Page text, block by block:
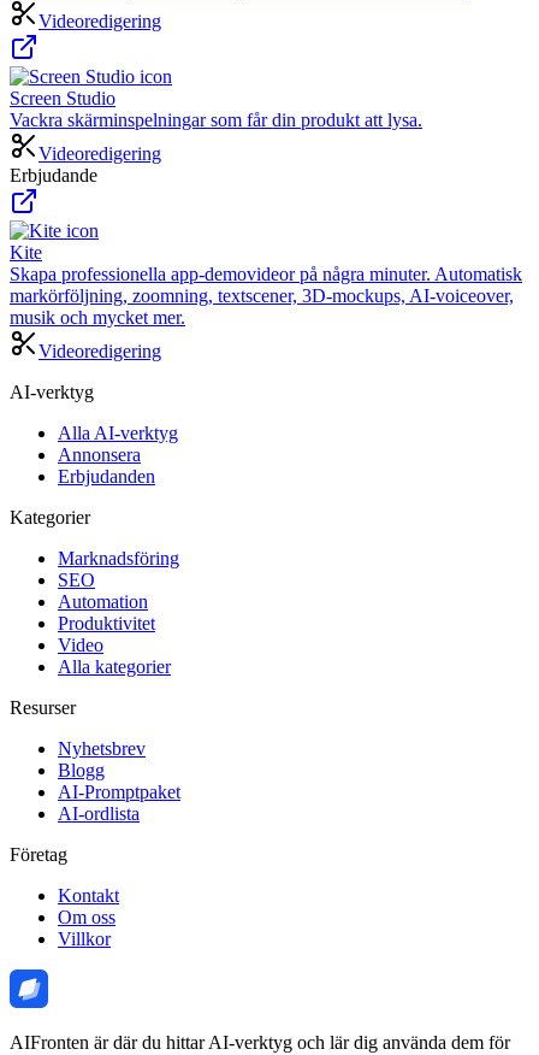
Videoredigering
Screen Studio
Vackra skärminspelningar som får din produkt att lysa.
Videoredigering
Erbjudande
Kite
Skapa professionella app-demovideor på några minuter. Automatisk
markörföljning, zoomning, textscener, 3D-mockups, AI-voiceover,
musik och mycket mer.
Videoredigering
AI-verktyg
Alla AI-verktyg
Annonsera
Erbjudanden
Kategorier
Marknadsföring
SEO
Automation
Produktivitet
Video
Alla kategorier
Resurser
Nyhetsbrev
Blogg
AI-Promptpaket
AI-ordlista
Företag
Kontakt
Om oss
Villkor
AIFronten är där du hittar AI-verktyg och lär dig använda dem för